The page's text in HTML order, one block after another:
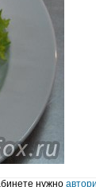
нужно